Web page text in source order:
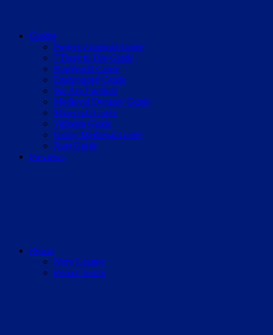
Guides
Project Zomboid Guide
7 Days to Die Guide
RimWorld Guide
Enshrouded Guide
We Are Football
Medieval Dynasty Guide
Minecraft Guide
Valheim Guide
Going Medieval Guide
Rust Guide
Previews
eSport
Nitro League
eSport Teams